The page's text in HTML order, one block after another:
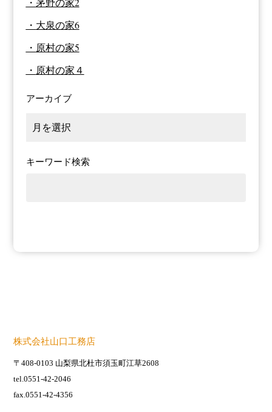
大泉の家6
原村の家5
原村の家４
アーカイブ
キーワード検索
株式会社山口工務店
〒408-0103 山梨県北杜市須玉町江草2608
tel.0551-42-2046
fax.0551-42-4356